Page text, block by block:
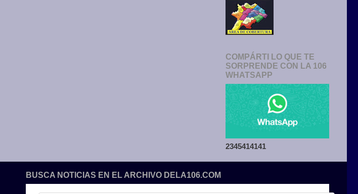
COMPÁRTI LO QUE TE
SORPRENDE CON LA 106
WHATSAPP
2345414141
BUSCA NOTICIAS EN EL ARCHIVO DELA106.COM